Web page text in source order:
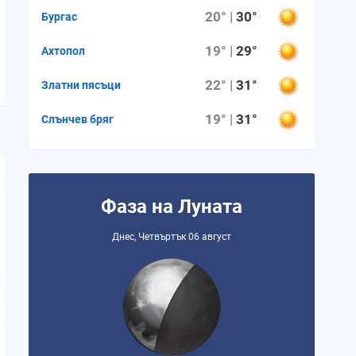
Бургас 20° |30°
Ахтопол 19° |29°
Златни пясъци 22° |31°
Слънчев бряг 19° |31°
Фаза на Луната
Днес, Четвъртък 06 август